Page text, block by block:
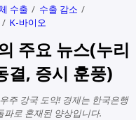
수출
수출 감소
K-바이오
주요 뉴스(누리
결, 증시 훈풍)
주 강국 도약! 경제는 한국은행
파로 혼재된 양상입니다.